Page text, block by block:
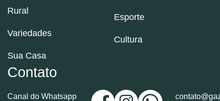
Rural
Variedades
Sua Casa
Esporte
Cultura
Contato
Canal do Whatsapp